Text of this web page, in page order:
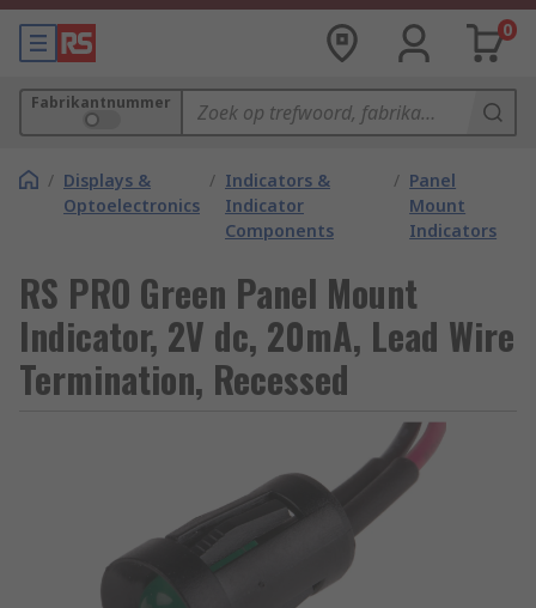
0
Fabrikantnummer
/ Displays &
Optoelectronics
/ Indicators &
Indicator
Components
/ Panel
Mount
Indicators
RS PRO Green Panel Mount
Indicator, 2V dc, 20mA, Lead Wire
Termination, Recessed